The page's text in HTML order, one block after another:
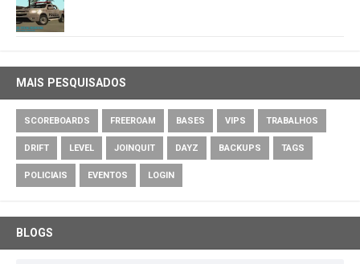
MAIS PESQUISADOS
SCOREBOARDS FREEROAM BASES VIPS TRABALHOS
DRIFT LEVEL JOINQUIT DAYZ BACKUPS TAGS
POLICIAIS EVENTOS LOGIN
BLOGS